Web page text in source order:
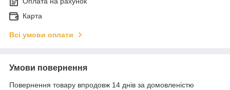
Карта
Всі умови оплати
Умови повернення
Повернення товару впродовж 14 днів за домовленістю